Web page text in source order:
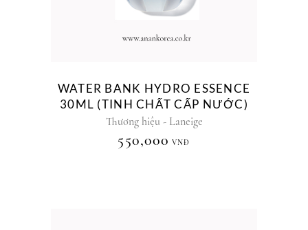
WATER BANK HYDRO ESSENCE
30ML (TINH CHẤT CẤP NƯỚC)
Thương hiệu - Laneige
550,000 VNĐ